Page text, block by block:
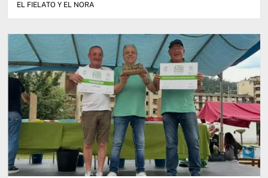
EL FIELATO Y EL NORA